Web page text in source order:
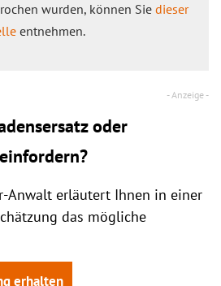
wurden, können Sie dieser
entnehmen.
oder
Anwalt erläutert Ihnen in einer
das mögliche
erhalten